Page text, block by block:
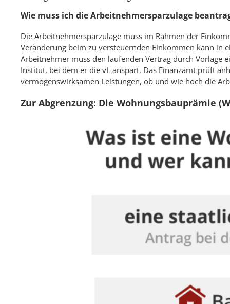
Wie muss ich die Arbeitnehmersparzulage
Die Arbeitnehmersparzulage muss im Rahmen der
Veränderung beim zu versteuernden Einkommen kann in
Arbeitnehmer muss den laufenden Vertrag durch Vorlage
Institut, bei dem er die vL anspart. Das Finanzamt prüft
vermögenswirksamen Leistungen, ob und wie hoch die
Zur Abgrenzung: Die Wohnungsbauprämie